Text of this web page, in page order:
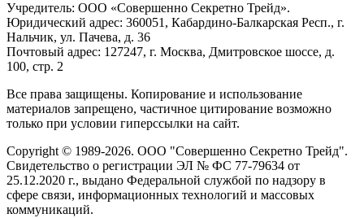
Учредитель: ООО «Совершенно Секретно Трейд».
Юридический адрес: 360051, Кабардино-Балкарская Респ., г.
Нальчик, ул. Пачева, д. 36
Почтовый адрес: 127247, г. Москва, Дмитровское шоссе, д.
100, стр. 2
Все права защищены. Копирование и использование
материалов запрещено, частичное цитирование возможно
только при условии гиперссылки на сайт.
Copyright © 1989-2026. ООО "Совершенно Секретно Трейд".
Свидетельство о регистрации ЭЛ № ФС 77-79634 от
25.12.2020 г., выдано Федеральной службой по надзору в
сфере связи, информационных технологий и массовых
коммуникаций.